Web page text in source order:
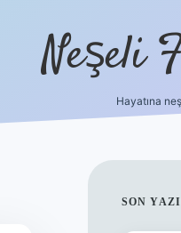
Neşeli
Hayatına
SON